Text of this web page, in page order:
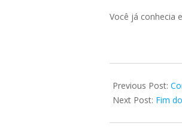
Você já conhecia
12-
24
Previous Post:
Next Post: Fim